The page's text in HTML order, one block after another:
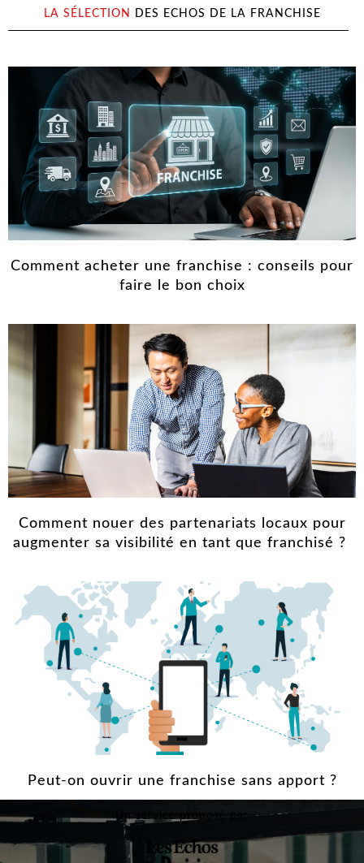
LA SÉLECTION DES ECHOS DE LA FRANCHISE
Comment acheter une franchise : conseils pour
faire le bon choix
Comment nouer des partenariats locaux pour
augmenter sa visibilité en tant que franchisé ?
Peut-on ouvrir une franchise sans apport ?
Un service proposé par